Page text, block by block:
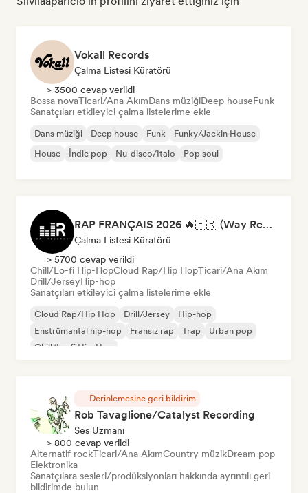
Vokall Records
Çalma Listesi Küratörü
> 3500 cevap verildi
Bossa novaTicari/Ana AkımDans müziğiDeep houseFunk
Sanatçıları etkileyici çalma listelerime ekle
Dans müziği Deep house Funk
Funky/Jackin House
House
İndie pop Nu-disco/Italo Pop soul
RAP FRANÇAIS 2026 🔥🇫🇷 (Way Records)
Çalma Listesi Küratörü
> 5700 cevap verildi
Chill/Lo-fi Hip-HopCloud Rap/Hip HopTicari/Ana Akım
Drill/JerseyHip-hop
Sanatçıları etkileyici çalma listelerime ekle
Cloud Rap/Hip Hop Drill/Jersey
Hip-hop
Enstrümantal hip-hop
Fransız rap Trap
Urban pop
Chill/Lo-fi Hip-Hop
Derinlemesine geri bildirim
Rob Tavaglione/Catalyst Recording
Ses Uzmanı
> 800 cevap verildi
Alternatif rockTicari/Ana AkımCountry müzikDream pop
Elektronika
Sanatçılara sesleri/prodüksiyonları hakkında ayrıntılı geri
bildirimde bulun